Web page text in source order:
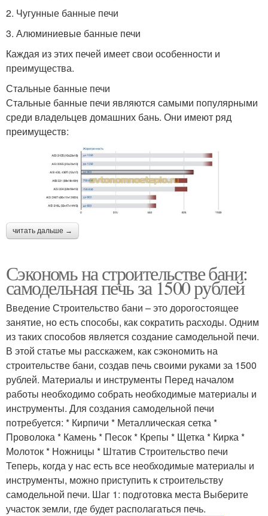
2. Чугунные банные печи
3. Алюминиевые банные печи
Каждая из этих печей имеет свои особенности и
преимущества.
Стальные банные печи
Стальные банные печи являются самыми популярными
среди владельцев домашних бань. Они имеют ряд
преимуществ:
читать дальше →
Сэкономь на строительстве бани:
самодельная печь за 1500 рублей
Введение Строительство бани – это дорогостоящее
занятие, но есть способы, как сократить расходы. Одним
из таких способов является создание самодельной печи.
В этой статье мы расскажем, как сэкономить на
строительстве бани, создав печь своими руками за 1500
рублей. Материалы и инструменты Перед началом
работы необходимо собрать необходимые материалы и
инструменты. Для создания самодельной печи
потребуется: * Кирпичи * Металлическая сетка *
Проволока * Камень * Песок * Крепы * Щетка * Кирка *
Молоток * Ножницы * Штатив Строительство печи
Теперь, когда у нас есть все необходимые материалы и
инструменты, можно приступить к строительству
самодельной печи. Шаг 1: подготовка места Выберите
участок земли, где будет располагаться печь.